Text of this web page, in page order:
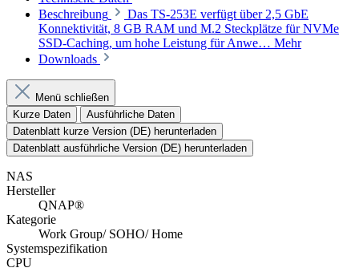
QNAP®
Kategorie
Work Group/ SOHO/ Home
Systemspezifikation
CPU
Intel® Celeron® J6412 4-Core/4-Thread Prozessor (Turbo bis
zu 2,6 GHz)
CPU Architektur
64-bit x86
Grafikprozessor
Intel® UHD Graphics
Systemspeicher
8 GB SO-DIMM DDR4 (1 x 8 GB)
Maximaler Speicher
16 GB SO-DIMM DDR4 (2 x 8 GB)
Speichersteckplatz